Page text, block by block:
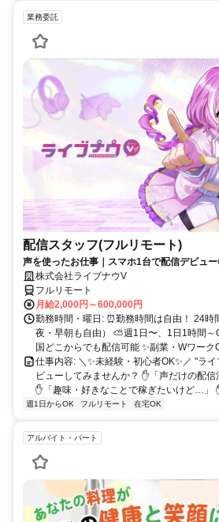
業務委託
配信スタッフ(フルリモート)
声を使ったお仕事｜スマホ1台で配信デビュ
～OK♪
株式会社ライブナウV
フルリモート
月給2,000円～600,000円
勤務時間・曜日: ⏰勤務時間は自由！ 24時
夜・早朝も自由） ⛅週1日〜、1日1時間～
国どこからでも配信可能 ✨副業・Wワーク
仕事内容: ＼✨未経験・初心者OK✨／ "ラ
ビューしてみませんか？ ✋「声だけの配
✋「趣味・好きなことで稼ぎたいけど…」
週1日からOK フルリモート 在宅OK
アルバイト・パート